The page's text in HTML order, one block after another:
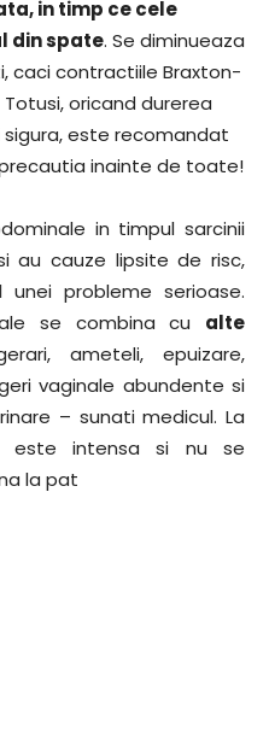
in timp ce cele
din spate. Se diminueaza
caci contractiile Braxton-
oricand durerea
este recomandat
inainte de toate!
in timpul sarcinii
au cauze lipsite de risc,
probleme serioase.
se combina cu alte
ameteli, epuizare,
vaginale abundente si
– sunati medicul. La
este intensa si nu se
la pat